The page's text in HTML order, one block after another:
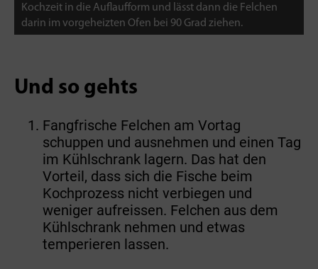
Kochzeit in die Auflaufform und lässt dann die Felchen
darin im vorgeheizten Ofen bei 90 Grad ziehen.
Und so gehts
Fangfrische Felchen am Vortag
schuppen und ausnehmen und einen Tag
im Kühlschrank lagern. Das hat den
Vorteil, dass sich die Fische beim
Kochprozess nicht verbiegen und
weniger aufreissen. Felchen aus dem
Kühlschrank nehmen und etwas
temperieren lassen.